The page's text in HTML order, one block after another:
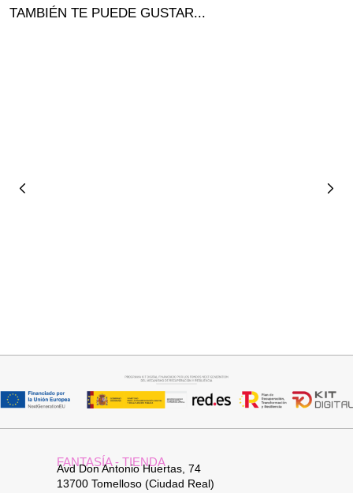
TAMBIÉN TE PUEDE GUSTAR...
FANTASÍA - TIENDA
Avd Don Antonio Huertas, 74
13700 Tomelloso (Ciudad Real)